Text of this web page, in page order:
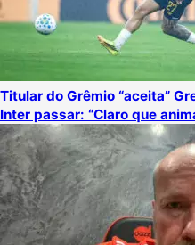
Titular do Grêmio “aceita”
Inter passar: “Claro que